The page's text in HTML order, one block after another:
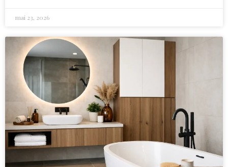
mai 23, 2026